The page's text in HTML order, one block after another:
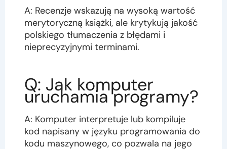
A: Recenzje wskazują na wysoką wartość
merytoryczną książki, ale krytykują jakość
polskiego tłumaczenia z błędami i
nieprecyzyjnymi terminami.
Q: Jak komputer
uruchamia programy?
A: Komputer interpretuje lub kompiluje
kod napisany w języku programowania do
kodu maszynowego, co pozwala na jego